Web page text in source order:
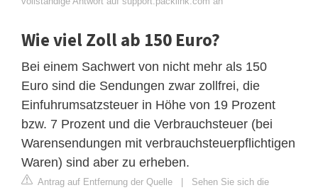
Wie viel Zoll ab 150 Euro?
Bei einem Sachwert von nicht mehr als 150
Euro sind die Sendungen zwar zollfrei, die
Einfuhrumsatzsteuer in Höhe von 19 Prozent
bzw. 7 Prozent und die Verbrauchsteuer (bei
Warensendungen mit verbrauchsteuerpflichtigen
Waren) sind aber zu erheben.
Antrag auf Entfernung der Quelle | Sehen Sie sich die